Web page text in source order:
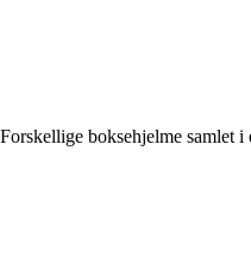
Forskellige boksehjelme samlet i